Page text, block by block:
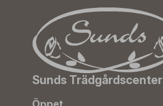
Sunds Trädgårdscenter